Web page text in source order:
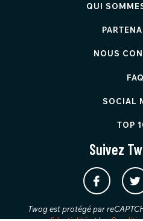
QUI
NOUS
FAQ
SOCIAL
TOP
Suivez
Twog est protégé par